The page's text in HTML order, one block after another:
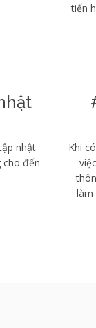
tiến
nhật
cho đến
Khi
làm